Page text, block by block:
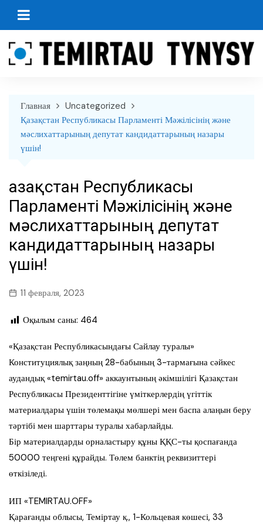
перейти
Главная
Uncategorized
Қазақстан Республикасы Парламенті Мәжілісінің және
мәслихаттарының депутат кандидаттарының назары
үшін!
Қазақстан Республикасы
Парламенті Мәжілісінің және
мәслихаттарының депутат
кандидаттарының назары
үшін!
11 февраля, 2023
Оқылым саны: 464
«Қазақстан Республикасындағы Сайлау туралы»
Конституциялық заңның 28-бабының 3-тармағына сәйкес
аудандық «temirtau.off» аккаунтының әкімшілігі Қазақстан
Республикасы Президенттігіне үміткерлердің үгіттік
материалдары үшін төлемақы мөлшері мен баспа алаңын беру
тәртібі мен шарттары туралы хабарлайды.
Бір материалдарды орналастыру құны ҚҚС-ты қоспағанда
50000 теңгені құрайды. Төлем банктің реквизиттері
өткізіледі.
ИП «TEMIRTAU.OFF»
Қарағанды облысы, Теміртау қ., 1-Кольцевая көшесі, 33